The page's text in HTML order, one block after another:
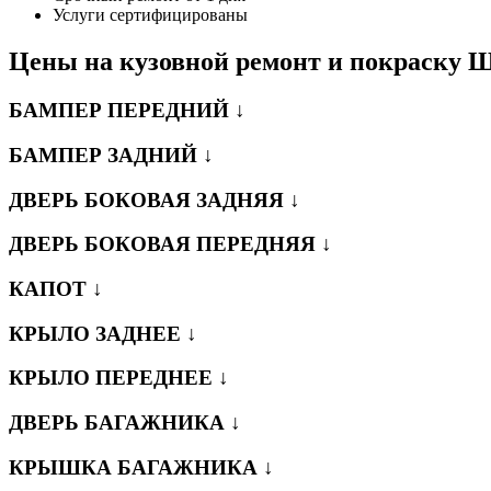
Услуги сертифицированы
Цены на кузовной ремонт и покраску
БАМПЕР ПЕРЕДНИЙ ↓
БАМПЕР ЗАДНИЙ ↓
ДВЕРЬ БОКОВАЯ ЗАДНЯЯ ↓
ДВЕРЬ БОКОВАЯ ПЕРЕДНЯЯ ↓
КАПОТ ↓
КРЫЛО ЗАДНЕЕ ↓
КРЫЛО ПЕРЕДНЕЕ ↓
ДВЕРЬ БАГАЖНИКА ↓
КРЫШКА БАГАЖНИКА ↓